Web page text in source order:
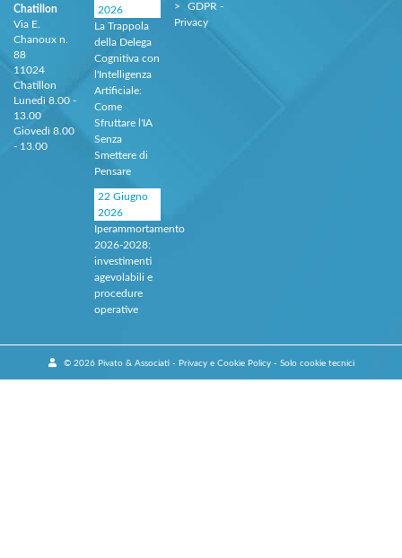
Chatillon
Via E.
Chanoux n.
88
11024
Chatillon
Lunedì 8.00 -
13.00
Giovedì 8.00
- 13.00
2026
La Trappola
della Delega
Cognitiva con
l'Intelligenza
Artificiale:
Come
Sfruttare l'IA
Senza
Smettere di
Pensare
22 Giugno
2026
Iperammortamento
2026‑2028:
investimenti
agevolabili e
procedure
operative
GDPR -
Privacy
© 2026 Pivato & Associati - Privacy e Cookie Policy- Solo cookie tecnici